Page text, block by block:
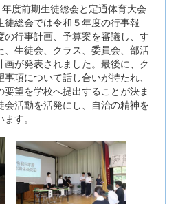
度前期生徒総会と定通体育大会
総会では令和５年度の行事報
行事計画、予算案を審議し、す
生徒会、クラス、委員会、部活
が発表されました。最後に、ク
項について話し合いが持たれ、
望を学校へ提出することが決ま
会活動を活発にし、自治の精神を
す。